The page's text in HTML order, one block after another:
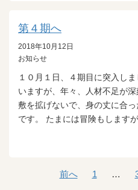
第４期へ
2018年10月12日
お知らせ
１０月１日、４期目に突入し
いますが、年々、人材不足が
敷を拡げないで、身の丈に合
です。 たまには冒険もします
前へ 1 …